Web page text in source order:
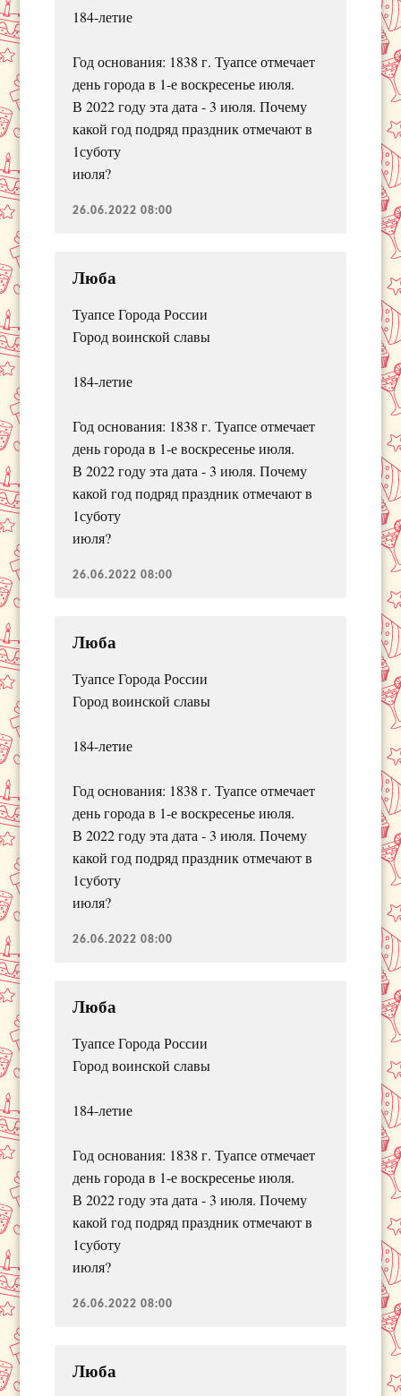
184-летие
Год основания: 1838 г. Туапсе отмечает
день города в 1-е воскресенье июля.
В 2022 году эта дата - 3 июля. Почему
какой год подряд праздник отмечают в
1суботу
июля?
26.06.2022 08:00
Люба
Туапсе Города России
Город воинской славы
184-летие
Год основания: 1838 г. Туапсе отмечает
день города в 1-е воскресенье июля.
В 2022 году эта дата - 3 июля. Почему
какой год подряд праздник отмечают в
1суботу
июля?
26.06.2022 08:00
Люба
Туапсе Города России
Город воинской славы
184-летие
Год основания: 1838 г. Туапсе отмечает
день города в 1-е воскресенье июля.
В 2022 году эта дата - 3 июля. Почему
какой год подряд праздник отмечают в
1суботу
июля?
26.06.2022 08:00
Люба
Туапсе Города России
Город воинской славы
184-летие
Год основания: 1838 г. Туапсе отмечает
день города в 1-е воскресенье июля.
В 2022 году эта дата - 3 июля. Почему
какой год подряд праздник отмечают в
1суботу
июля?
26.06.2022 08:00
Люба